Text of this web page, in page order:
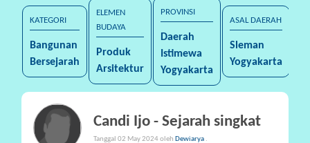
o
t
e
k
s
i
KATEGORI
Bangunan
Bersejarah
ELEMEN
BUDAYA
Produk
Arsitektur
PROVINSI
Daerah
Istimewa
Yogyakarta
ASAL DAERAH
Sleman
Yogyakarta
Candi Ijo - Sejarah singkat
Tanggal 02 May 2024 oleh Dewiarya .